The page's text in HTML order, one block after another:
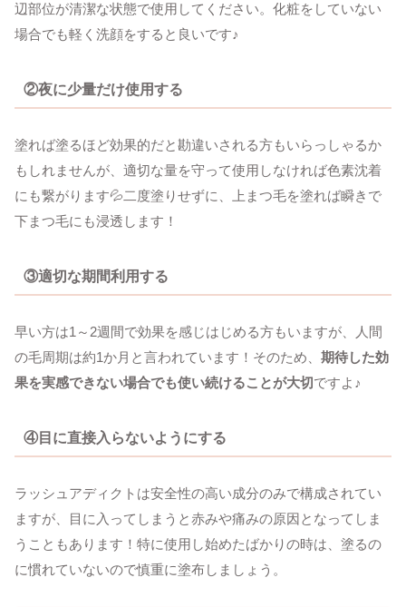
辺部位が清潔な状態で使用してください。化粧をしていない
場合でも軽く洗顔をすると良いです♪
②夜に少量だけ使用する
塗れば塗るほど効果的だと勘違いされる方もいらっしゃるか
もしれませんが、適切な量を守って使用しなければ色素沈着
にも繋がります💦二度塗りせずに、上まつ毛を塗れば瞬きで
下まつ毛にも浸透します！
③適切な期間利用する
早い方は1～2週間で効果を感じはじめる方もいますが、人間
の毛周期は約1か月と言われています！そのため、 期待した効
果を実感できない場合でも使い続けることが大切ですよ♪
④目に直接入らないようにする
ラッシュアディクトは安全性の高い成分のみで構成されてい
ますが、目に入ってしまうと赤みや痛みの原因となってしま
うこともあります！特に使用し始めたばかりの時は、塗るの
に慣れていないので慎重に塗布しましょう。